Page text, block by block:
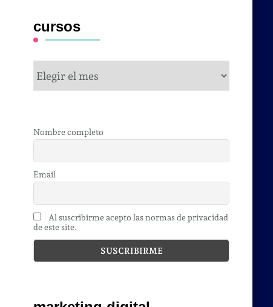
cursos
cursos
Nombre completo
Email
Al suscribirme acepto las normas de privacidad
de este site.